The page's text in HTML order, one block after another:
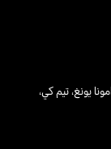
يونغ،تيم كي،